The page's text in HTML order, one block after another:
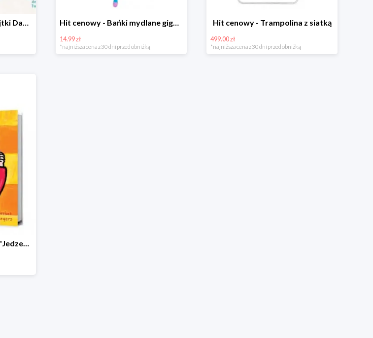
Hit cenowy - Pieluchomajtki Dada Pants Hit cenowy - Bańki mydlane gigant lub płyn uzupełniający
14.99 zł
*najniższa cena z 30 dni przed obniżką
Hit cenowy - Trampolina z siatką
499.00 zł
*najniższa cena z 30 dni przed obniżką
Hit cenowy - Książeczka "Jedzenie"